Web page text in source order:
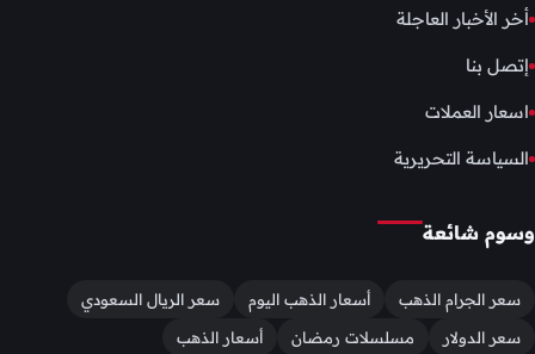
أخر الأخبار العاجلة
إتصل بنا
اسعار العملات
السياسة التحريرية
وسوم شائعة
سعر الجرام الذهب أسعار الذهب اليوم
سعر الريال السعودي
سعر الدولار
مسلسلات رمضان أسعار الذهب